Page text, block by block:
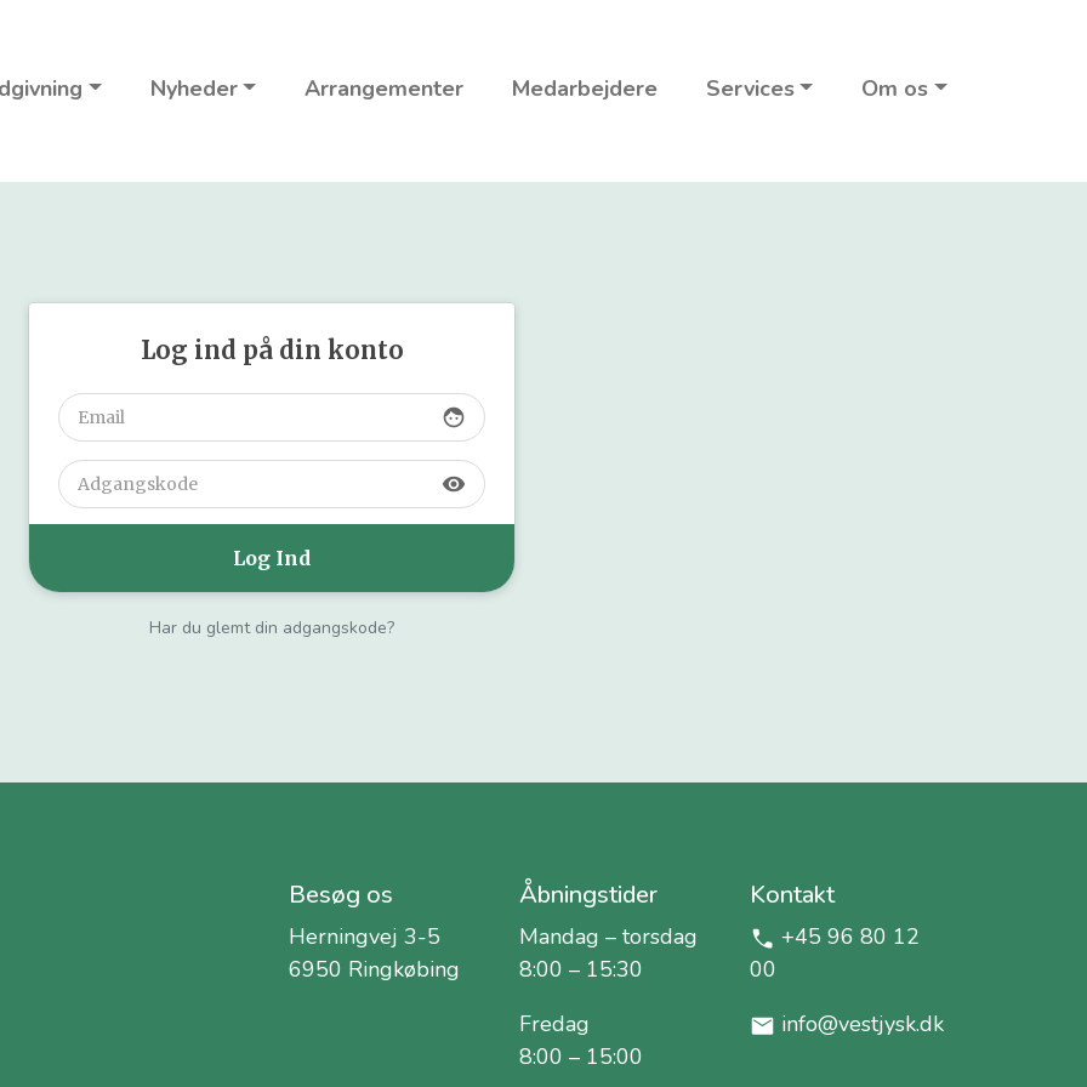
Nyheder Arrangementer Medarbejdere Services Om os
Log ind på din konto
face
visibility
Har du glemt din adgangskode?
Besøg os
Herningvej 3-5
6950 Ringkøbing
Åbningstider
Mandag – torsdag
8:00 – 15:30
Fredag
8:00 – 15:00
Kontakt
+45 96 80 12
00
info@vestjysk.dk